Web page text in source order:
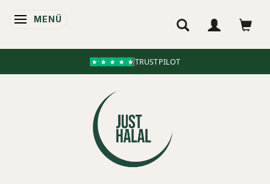
ANZEIGE ÄNDERN
MENÜ
TRUSTPILOT